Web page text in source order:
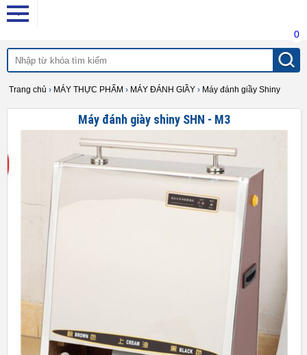
0
Trang chủ › MÁY THỰC PHẨM › MÁY ĐÁNH GIẦY › Máy đánh giầy Shiny
Máy đánh giày shiny SHN - M3